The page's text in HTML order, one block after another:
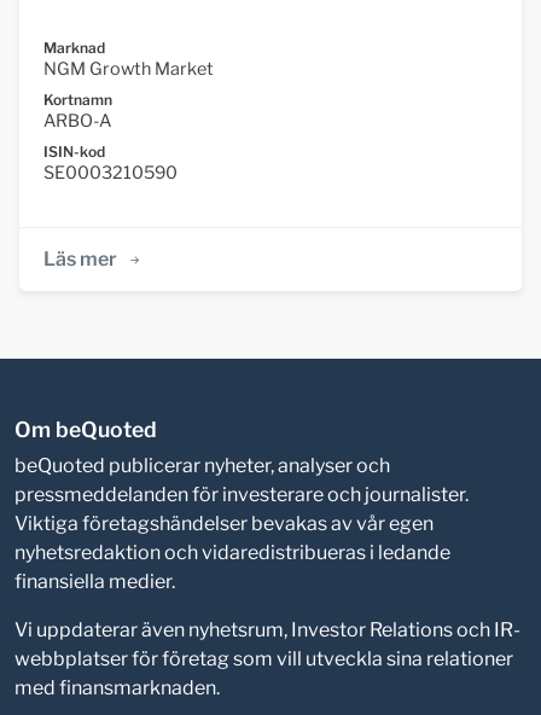
Marknad
NGM Growth Market
Kortnamn
ARBO-A
ISIN-kod
SE0003210590
Läs mer
Om beQuoted
beQuoted publicerar nyheter, analyser och
pressmeddelanden för investerare och journalister.
Viktiga företagshändelser bevakas av vår egen
nyhetsredaktion och vidaredistribueras i ledande
finansiella medier.
Vi uppdaterar även nyhetsrum, Investor Relations och IR-
webbplatser för företag som vill utveckla sina relationer
med finansmarknaden.